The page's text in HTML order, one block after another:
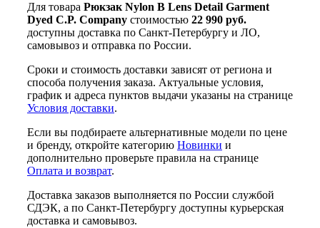
Для товара Рюкзак Nylon B Lens Detail Garment
Dyed C.P. Company стоимостью 22 990 руб.
доступны доставка по Санкт-Петербургу и ЛО,
самовывоз и отправка по России.
Сроки и стоимость доставки зависят от региона и
способа получения заказа. Актуальные условия,
график и адреса пунктов выдачи указаны на странице
Условия доставки.
Если вы подбираете альтернативные модели по цене
и бренду, откройте категорию Новинки и
дополнительно проверьте правила на странице
Оплата и возврат.
Доставка заказов выполняется по России службой
СДЭК, а по Санкт-Петербургу доступны курьерская
доставка и самовывоз.